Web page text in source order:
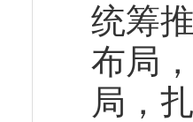
统筹
布局
局，